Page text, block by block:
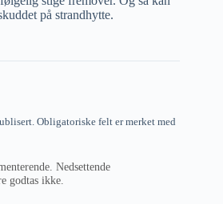
på strandhytte.
Obligatoriske felt er merket med
Nedsettende
godtas ikke.